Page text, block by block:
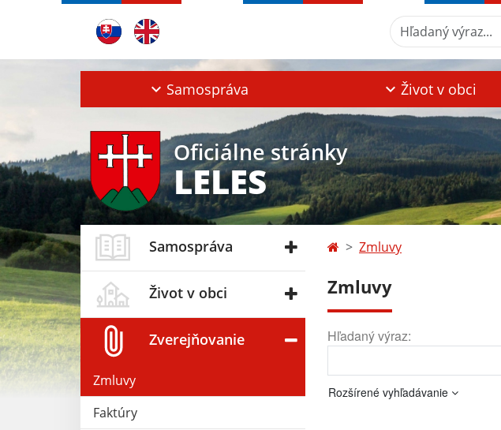
Hľadaný výraz...
Samospráva Život v obci
Oficiálne stránky
LELES
Samospráva
Život v obci
Zverejňovanie
Zmluvy
Faktúry
Zmluvy
Zmluvy
Hľadaný výraz:
Rozšírené vyhľadávanie